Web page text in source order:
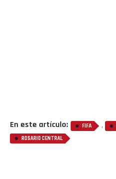
En este artículo: FIFA ,
ROSARIO CENTRAL